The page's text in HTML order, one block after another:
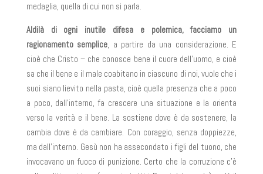
medaglia, quella di cui non si parla.
Aldilà di ogni inutile difesa e polemica, facciamo un
ragionamento semplice, a partire da una considerazione. E
cioè che Cristo – che conosce bene il cuore dell’uomo, e cioè
sa che il bene e il male coabitano in ciascuno di noi, vuole che i
suoi siano lievito nella pasta, cioè quella presenza che a poco
a poco, dall’interno, fa crescere una situazione e la orienta
verso la verità e il bene. La sostiene dove è da sostenere, la
cambia dove è da cambiare. Con coraggio, senza doppiezze,
ma dall’interno. Gesù non ha assecondato i figli del tuono, che
invocavano un fuoco di punizione. Certo che la corruzione c’è